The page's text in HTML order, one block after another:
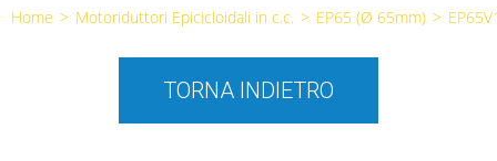
Home > Motoriduttori Epicicloidali in c.c. > EP65 (Ø 65mm) >
TORNA INDIETRO